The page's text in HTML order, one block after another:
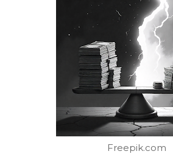
Freepik.com